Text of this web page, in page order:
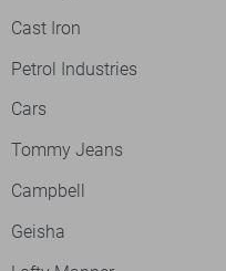
Cast Iron
Petrol Industries
Cars
Tommy Jeans
Campbell
Geisha